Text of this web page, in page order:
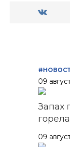
09
Запах
09